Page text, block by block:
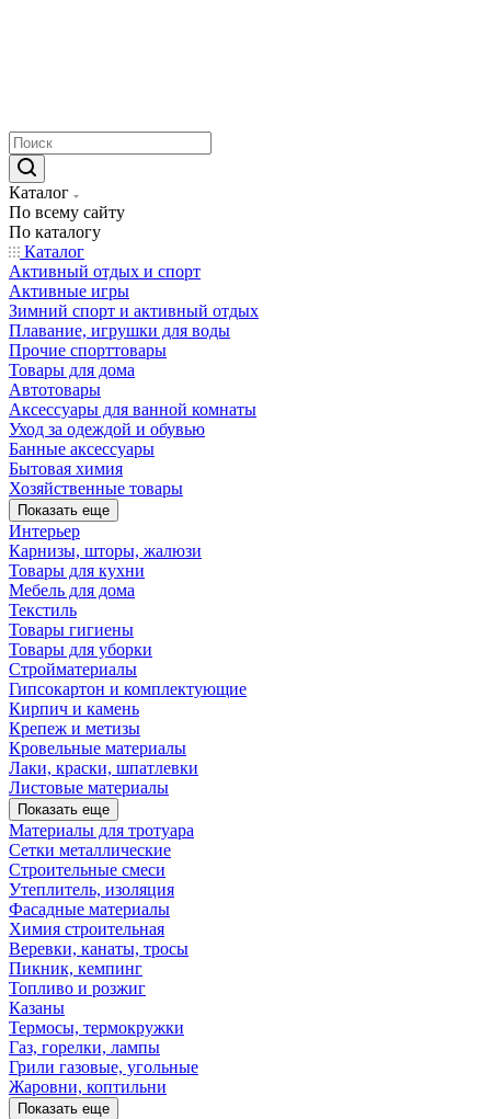
Каталог
По всему сайту
По каталогу
Каталог
Активный отдых и спорт
Активные игры
Зимний спорт и активный отдых
Плавание, игрушки для воды
Прочие спорттовары
Товары для дома
Автотовары
Аксессуары для ванной комнаты
Уход за одеждой и обувью
Банные аксессуары
Бытовая химия
Хозяйственные товары
Показать еще
Интерьер
Карнизы, шторы, жалюзи
Товары для кухни
Мебель для дома
Текстиль
Товары гигиены
Товары для уборки
Стройматериалы
Гипсокартон и комплектующие
Кирпич и камень
Крепеж и метизы
Кровельные материалы
Лаки, краски, шпатлевки
Листовые материалы
Показать еще
Материалы для тротуара
Сетки металлические
Строительные смеси
Утеплитель, изоляция
Фасадные материалы
Химия строительная
Веревки, канаты, тросы
Пикник, кемпинг
Топливо и розжиг
Казаны
Термосы, термокружки
Газ, горелки, лампы
Грили газовые, угольные
Жаровни, коптильни
Показать еще